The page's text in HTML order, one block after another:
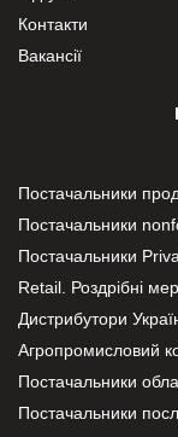
Контакти
Вакансії
Постачальники
Постачальники
Постачальники
Retail. Роздрібні
Дистрибутори
Агропромисловий
Постачальники
Постачальники